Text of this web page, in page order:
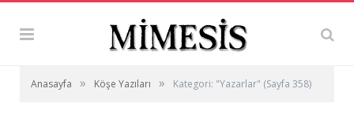
Anasayfa » Köşe Yazıları » Kategori: "Yazarlar" (Sayfa 358)